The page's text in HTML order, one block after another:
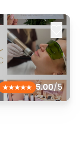
5.00/5